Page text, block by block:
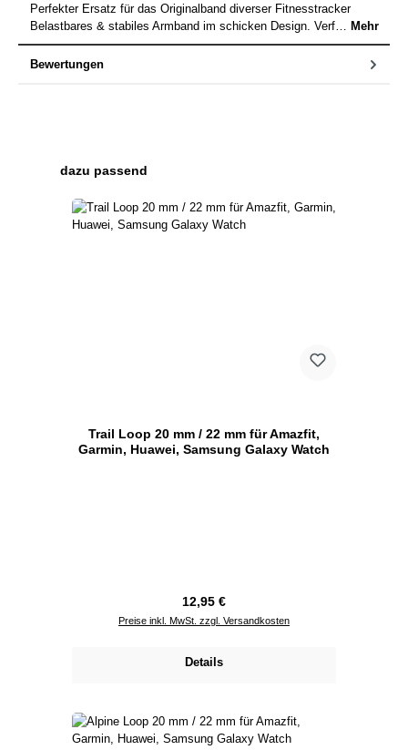
Perfekter Ersatz für das Originalband diverser Fitnesstracker
Belastbares & stabiles Armband im schicken Design. Verf… Mehr
Bewertungen
Produktgalerie überspringen
dazu passend
Trail Loop 20 mm / 22 mm für Amazfit,
Garmin, Huawei, Samsung Galaxy Watch
Regulärer Preis:
12,95 €
Preise inkl. MwSt. zzgl. Versandkosten
Details